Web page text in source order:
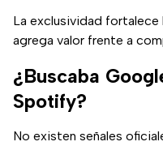
La exclusividad fortalece
agrega valor frente a
¿Buscaba
Spotify?
No existen señales